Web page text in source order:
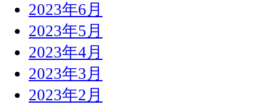
2023年6月
2023年5月
2023年4月
2023年3月
2023年2月